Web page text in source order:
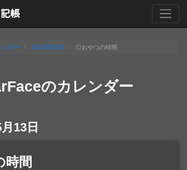
帳
ンダー 2024年05月 ◎おやつの時間
のカレンダー
13日
間